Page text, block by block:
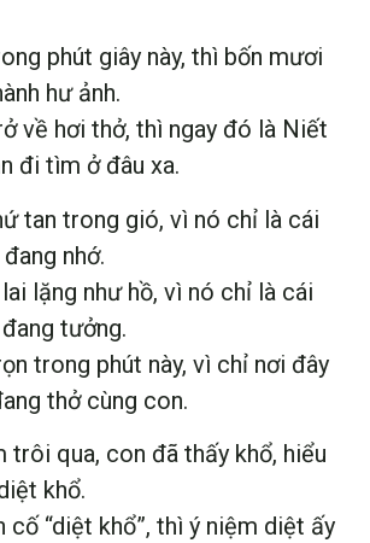
phút giây này, thì bốn mươi
hư ảnh.
về hơi thở, thì ngay đó là Niết
đi tìm ở đâu xa.
tan trong gió, vì nó chỉ là cái
nhớ.
lặng như hồ, vì nó chỉ là cái
tưởng.
trong phút này, vì chỉ nơi đây
thở cùng con.
trôi qua, con đã thấy khổ, hiểu
khổ.
cố “diệt khổ”, thì ý niệm diệt ấy